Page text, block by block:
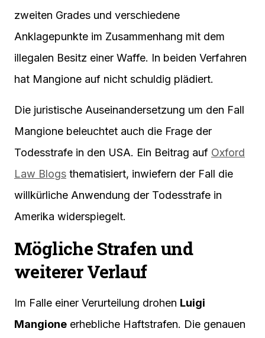
zweiten Grades und verschiedene
Anklagepunkte im Zusammenhang mit dem
illegalen Besitz einer Waffe. In beiden Verfahren
hat Mangione auf nicht schuldig plädiert.
Die juristische Auseinandersetzung um den Fall
Mangione beleuchtet auch die Frage der
Todesstrafe in den USA. Ein Beitrag auf Oxford
Law Blogs thematisiert, inwiefern der Fall die
willkürliche Anwendung der Todesstrafe in
Amerika widerspiegelt.
Mögliche Strafen und
weiterer Verlauf
Im Falle einer Verurteilung drohen Luigi
Mangione erhebliche Haftstrafen. Die genauen